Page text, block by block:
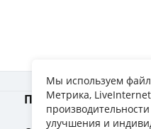
Покупателю
Мы используем
Метрика,
улучшения и